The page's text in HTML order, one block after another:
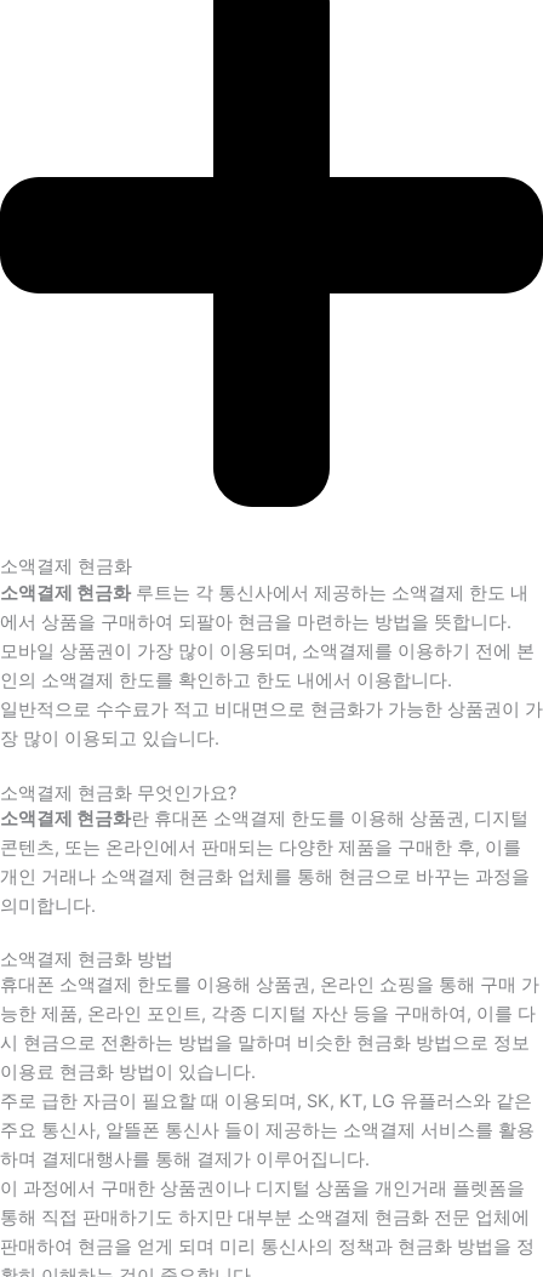
소액결제 현금화
소액결제 현금화루트는 각 통신사에서 제공하는 소액결제 한도 내
에서 상품을 구매하여 되팔아 현금을 마련하는 방법을 뜻합니다.
모바일 상품권이 가장 많이 이용되며, 소액결제를 이용하기 전에 본
인의 소액결제 한도를 확인하고 한도 내에서 이용합니다.
일반적으로 수수료가 적고 비대면으로 현금화가 가능한 상품권이 가
장 많이 이용되고 있습니다.
소액결제 현금화 무엇인가요?
소액결제 현금화란 휴대폰 소액결제 한도를 이용해 상품권, 디지털
콘텐츠, 또는 온라인에서 판매되는 다양한 제품을 구매한 후, 이를
개인 거래나 소액결제 현금화 업체를 통해 현금으로 바꾸는 과정을
의미합니다.
소액결제 현금화 방법
휴대폰 소액결제 한도를 이용해 상품권, 온라인 쇼핑을 통해 구매 가
능한 제품, 온라인 포인트, 각종 디지털 자산 등을 구매하여, 이를 다
시 현금으로 전환하는 방법을 말하며 비슷한 현금화 방법으로 정보
이용료 현금화 방법이 있습니다.
주로 급한 자금이 필요할 때 이용되며, SK, KT, LG 유플러스와 같은
주요 통신사, 알뜰폰 통신사 들이 제공하는 소액결제 서비스를 활용
하며 결제대행사를 통해 결제가 이루어집니다.
이 과정에서 구매한 상품권이나 디지털 상품을 개인거래 플렛폼을
통해 직접 판매하기도 하지만 대부분 소액결제 현금화 전문 업체에
판매하여 현금을 얻게 되며 미리 통신사의 정책과 현금화 방법을 정